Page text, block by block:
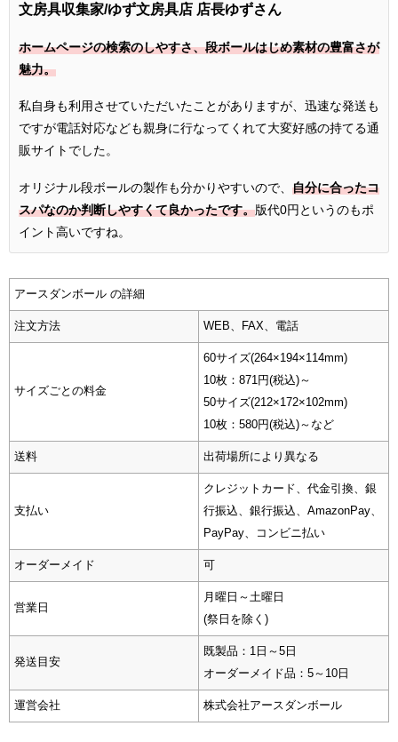
文房具収集家/ゆず文房具店 店長ゆずさん
ホームページの検索のしやすさ、段ボールはじめ素材の豊富さが
魅力。
私自身も利用させていただいたことがありますが、迅速な発送も
ですが電話対応なども親身に行なってくれて大変好感の持てる通
販サイトでした。
オリジナル段ボールの製作も分かりやすいので、 自分に合ったコ
スパなのか判断しやすくて良かったです。版代0円というのもポ
イント高いですね。
アースダンボール の詳細
注文方法 WEB、FAX、電話
サイズごとの料金
60サイズ(264×194×114mm)
10枚：871円(税込)～
50サイズ(212×172×102mm)
10枚：580円(税込)～など
送料 出荷場所により異なる
支払い
クレジットカード、代金引換、銀
行振込、銀行振込、AmazonPay、
PayPay、コンビニ払い
オーダーメイド 可
営業日
月曜日～土曜日
(祭日を除く)
発送目安
既製品：1日～5日
オーダーメイド品：5～10日
運営会社 株式会社アースダンボール